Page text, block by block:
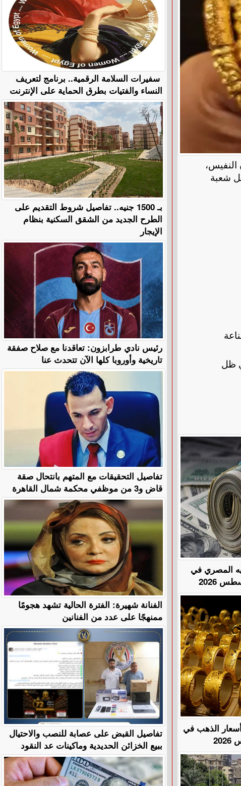
النفيس،
من قبل شعبة
ظل
المصري في
جنيهًا.. أسعار الذهب في
سفيرات السلامة الرقمية.. برنامج لتعريف
النساء والفتيات بطرق الحماية على الإنترنت
بـ 1500 جنيه.. تفاصيل شروط التقديم على
الطرح الجديد من الشقق السكنية بنظام
الإيجار
رئيس نادي طرابزون: تعاقدنا مع صلاح صفقة
تاريخية وأوروبا كلها الآن تتحدث عنا
تفاصيل التحقيقات مع المتهم بانتحال صقة
قاض و3 من موظفي محكمة شمال القاهرة
الفنانة شهيرة: الفترة الحالية تشهد هجومًا
ممنهجًا على عدد من الفنانين
تفاصيل القبض على عصابة للنصب والاحتيال
ببيع الخزائن الحديدية وماكينات عد النقود